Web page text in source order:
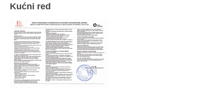
Kućni red